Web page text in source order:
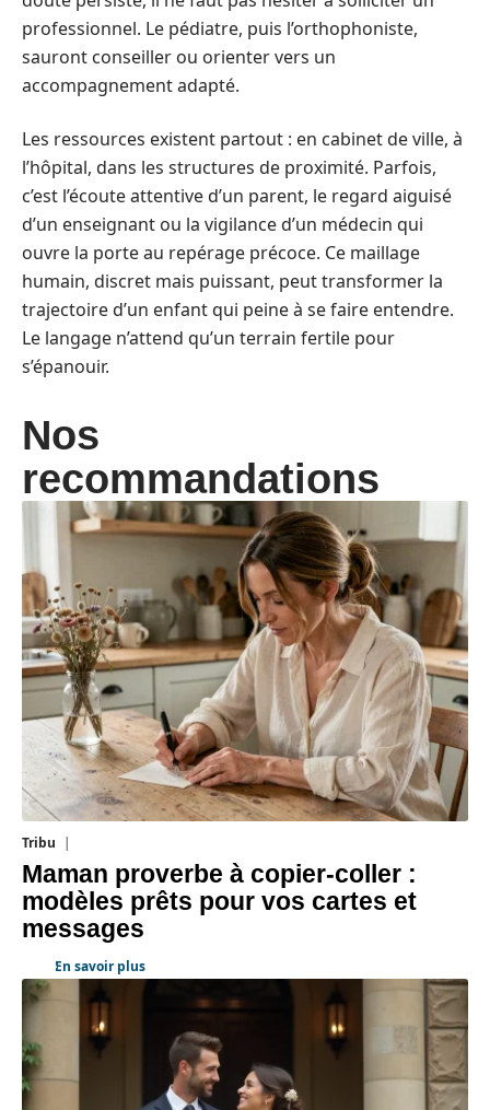
professionnel. Le pédiatre, puis l’orthophoniste,
sauront conseiller ou orienter vers un
accompagnement adapté.
Les ressources existent partout : en cabinet de ville, à
l’hôpital, dans les structures de proximité. Parfois,
c’est l’écoute attentive d’un parent, le regard aiguisé
d’un enseignant ou la vigilance d’un médecin qui
ouvre la porte au repérage précoce. Ce maillage
humain, discret mais puissant, peut transformer la
trajectoire d’un enfant qui peine à se faire entendre.
Le langage n’attend qu’un terrain fertile pour
s’épanouir.
Nos
recommandations
Tribu
Maman proverbe à copier-coller :
modèles prêts pour vos cartes et
messages
En savoir plus